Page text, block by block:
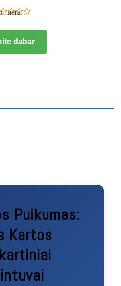
nėra
dabar
Puikumas:
Kartos